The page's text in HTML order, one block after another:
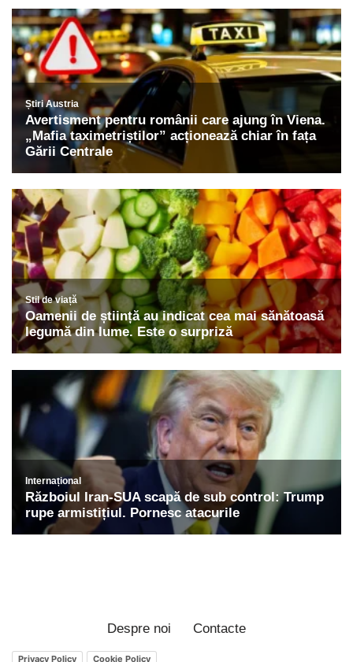
Despre noi Contacte
Privacy Policy Cookie Policy